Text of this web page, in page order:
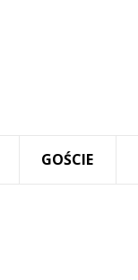
GOŚCIE